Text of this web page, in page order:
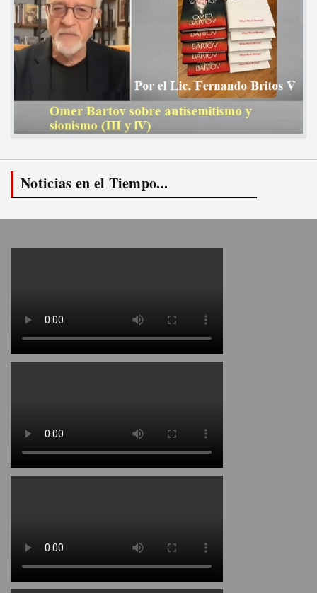
Noticias en el Tiempo...